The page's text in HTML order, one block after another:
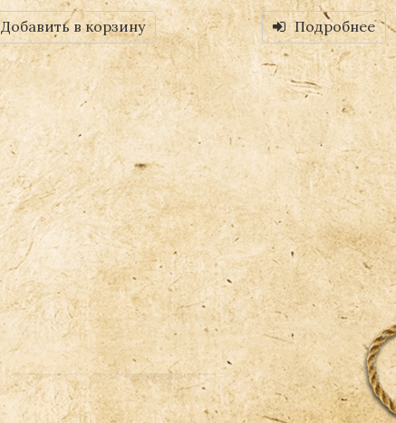
Добавить в корзину Подробнее